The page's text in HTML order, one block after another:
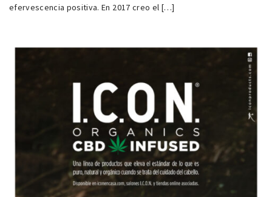
efervescencia positiva. En 2017 creo el […]